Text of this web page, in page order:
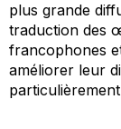
plus grande
traduction des
francophones
améliorer leur